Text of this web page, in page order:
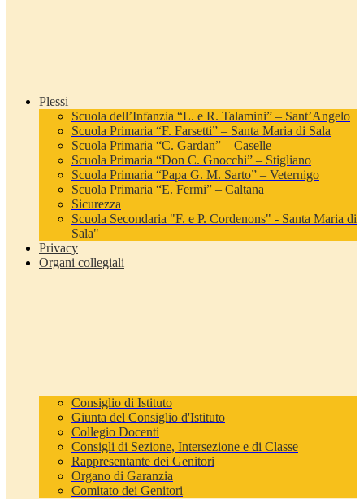
Plessi
Scuola dell’Infanzia “L. e R. Talamini” – Sant’Angelo
Scuola Primaria “F. Farsetti” – Santa Maria di Sala
Scuola Primaria “C. Gardan” – Caselle
Scuola Primaria “Don C. Gnocchi” – Stigliano
Scuola Primaria “Papa G. M. Sarto” – Veternigo
Scuola Primaria “E. Fermi” – Caltana
Sicurezza
Scuola Secondaria "F. e P. Cordenons" - Santa Maria di
Sala"
Privacy
Organi collegiali
Consiglio di Istituto
Giunta del Consiglio d'Istituto
Collegio Docenti
Consigli di Sezione, Intersezione e di Classe
Rappresentante dei Genitori
Organo di Garanzia
Comitato dei Genitori